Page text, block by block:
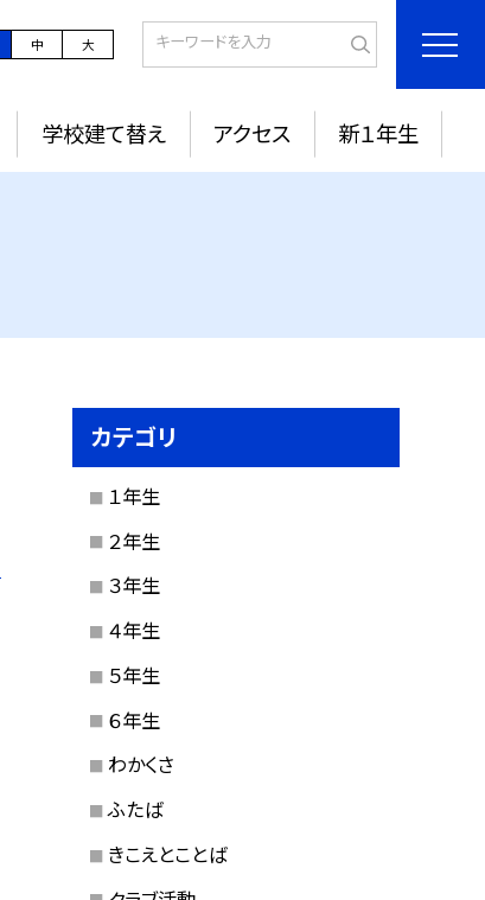
中 大
学校建て替え アクセス 新１年生
カテゴリ
１年生
２年生
３年生
４年生
５年生
６年生
わかくさ
ふたば
きこえとことば